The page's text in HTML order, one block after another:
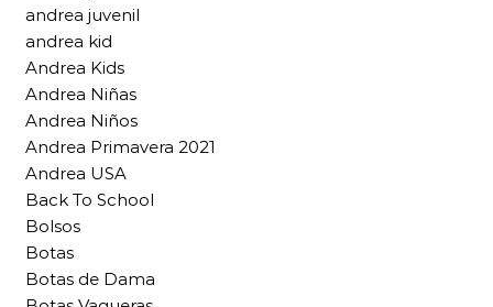
andrea juvenil
andrea kid
Andrea Kids
Andrea Niñas
Andrea Niños
Andrea Primavera 2021
Andrea USA
Back To School
Bolsos
Botas
Botas de Dama